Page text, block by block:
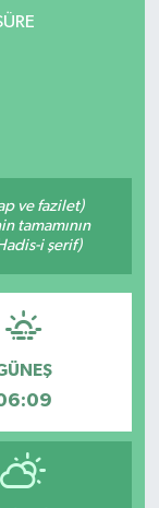
ve fazilet)
tamamının
i şerif)